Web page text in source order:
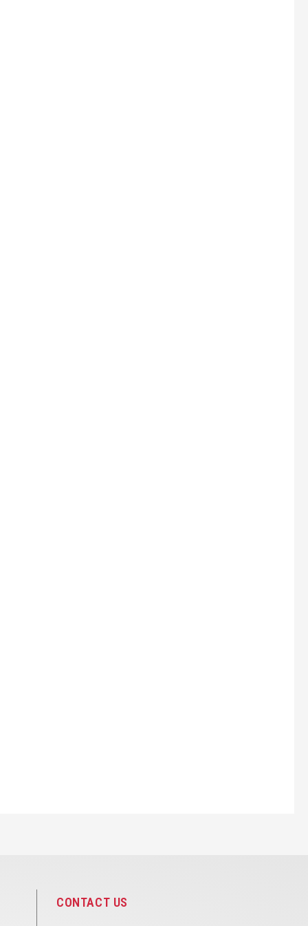
CONTACT US